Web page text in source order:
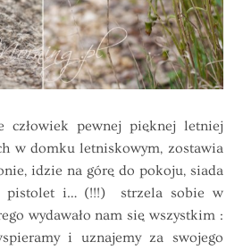
pewnej pięknej letniej
w domku letniskowym, zostawia
idzie na górę do pokoju, siada
pistolet i… (!!!) strzela sobie w
wydawało nam się wszystkim :
i uznajemy za swojego